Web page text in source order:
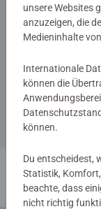
Quest of Wonders.
Legendenbuch eines
unsere Websites
anzuzeigen, die
Medieninhalte
Internationale
können die
können.
Du entscheidest,
Statistik,
beachte, dass
nicht richtig